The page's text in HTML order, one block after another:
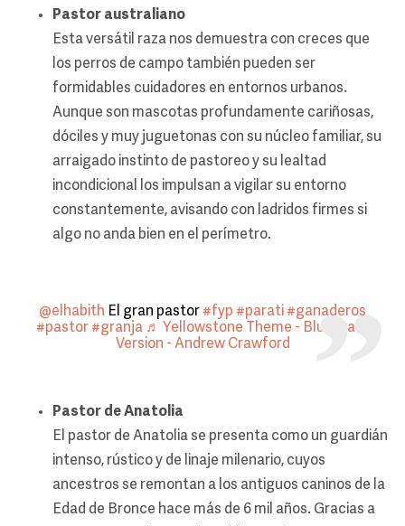
Pastor australiano
Esta versátil raza nos demuestra con creces que
los perros de campo también pueden ser
formidables cuidadores en entornos urbanos.
Aunque son mascotas profundamente cariñosas,
dóciles y muy juguetonas con su núcleo familiar, su
arraigado instinto de pastoreo y su lealtad
incondicional los impulsan a vigilar su entorno
constantemente, avisando con ladridos firmes si
algo no anda bien en el perímetro.
@elhabith El gran pastor#fyp #parati#ganaderos
#pastor #granja ♬ Yellowstone Theme - Bluegrass
Version - Andrew Crawford
Pastor de Anatolia
El pastor de Anatolia se presenta como un guardián
intenso, rústico y de linaje milenario, cuyos
ancestros se remontan a los antiguos caninos de la
Edad de Bronce hace más de 6 mil años. Gracias a